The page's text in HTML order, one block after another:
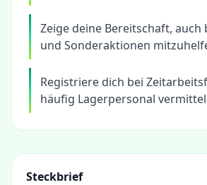
Zeige deine Bereitschaft, auch
und Sonderaktionen
Registriere dich bei
häufig Lagerpersonal
Steckbrief